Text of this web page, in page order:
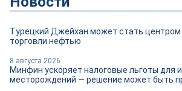
Турецкий Джейхан может стать центром
торговли нефтью
8 августа 2026
Минфин ускоряет налоговые льготы для
месторождений — решение может быть